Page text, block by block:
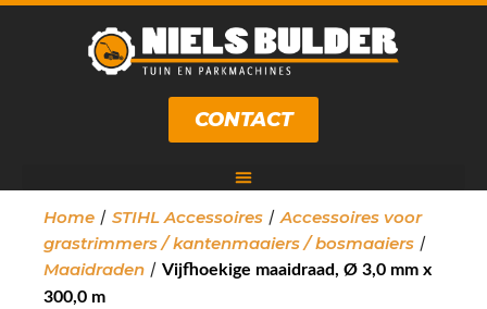
CONTACT
Home / STIHL Accessoires / Accessoires voor
grastrimmers / kantenmaaiers / bosmaaiers /
Maaidraden / Vijfhoekige maaidraad, Ø 3,0 mm x
300,0 m